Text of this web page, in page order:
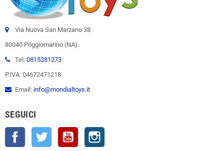
Via Nuova San Marzano 38
80040 Poggiomarino (NA)
Tel: 0815281273
P.IVA: 04672471218
Email: info@mondialtoys.it
SEGUICI
Facebook Twitter YouTube